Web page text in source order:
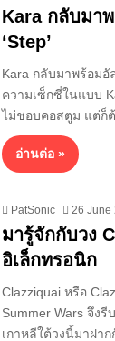
Kara กลับมา
‘Step’
Kara กลับมาพร้อมอั
ความเซ็กซี่ในแบบ
ไม่ชอบคอสตูม แต่ก็
อ่านต่อ »
PatSonic 26 June
มารู้จักกับวง
อิเล็กทรอนิก
Clazziquai หรือ
Summer Wars จึง
เกาหลีใต้วงนี้มาฝา